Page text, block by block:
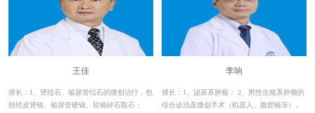
王佳
擅长：1、肾结石、输尿管结石的微创治疗，包
括经皮肾镜、输尿管硬镜、软镜碎石取石；
李响
擅长：1、泌尿系肿瘤； 2、男性生殖系肿瘤的
综合诊治及微创手术（机器人、腹腔镜等）。